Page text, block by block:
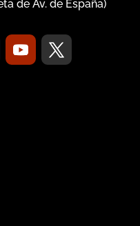
de Av. de España)